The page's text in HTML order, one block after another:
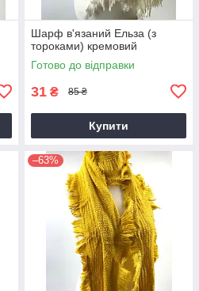
Шарф в'язаний Ельза (з
тороками) кремовий
Готово до відправки
31 ₴ 85 ₴
Купити
–63%